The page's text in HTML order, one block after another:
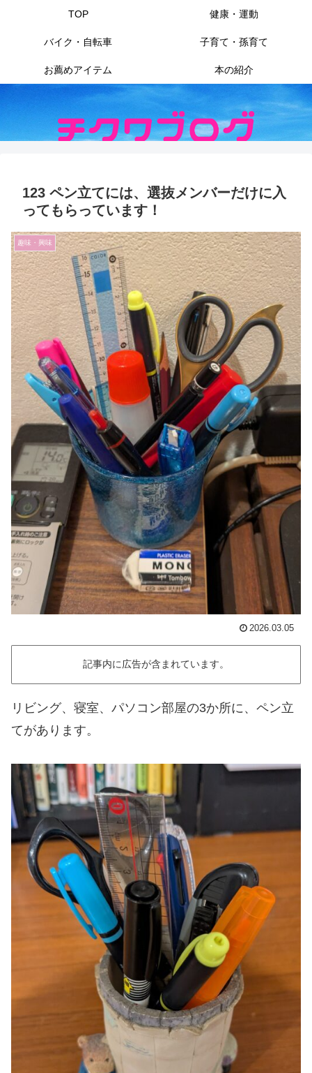
TOP 健康・運動
バイク・自転車 子育て・孫育て
お薦めアイテム 本の紹介
123 ペン立てには、選抜メンバーだけに入
ってもらっています！
趣味・興味
2026.03.05
記事内に広告が含まれています。
リビング、寝室、パソコン部屋の3か所に、ペン立
てがあります。